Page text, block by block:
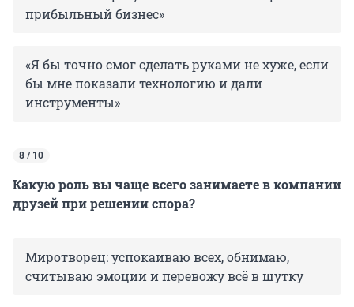
прибыльный бизнес»
«Я бы точно смог сделать руками не хуже, если
бы мне показали технологию и дали
инструменты»
8 / 10
Какую роль вы чаще всего занимаете в компании
друзей при решении спора?
Миротворец: успокаиваю всех, обнимаю,
считываю эмоции и перевожу всё в шутку